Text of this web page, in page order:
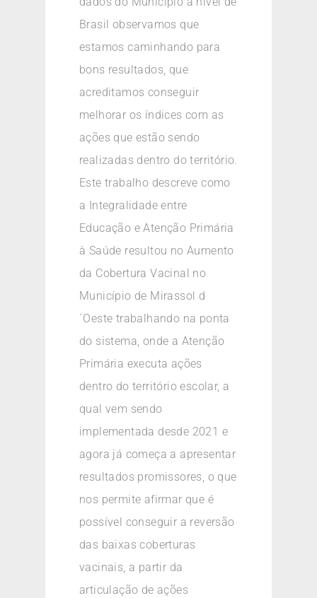
Brasil observamos que
estamos caminhando para
bons resultados, que
acreditamos conseguir
melhorar os índices com as
ações que estão sendo
realizadas dentro do território.
Este trabalho descreve como
a Integralidade entre
Educação e Atenção Primária
à Saúde resultou no Aumento
da Cobertura Vacinal no
Município de Mirassol d
´Oeste trabalhando na ponta
do sistema, onde a Atenção
Primária executa ações
dentro do território escolar, a
qual vem sendo
implementada desde 2021 e
agora já começa a apresentar
resultados promissores, o que
nos permite afirmar que é
possível conseguir a reversão
das baixas coberturas
vacinais, a partir da
articulação de ações